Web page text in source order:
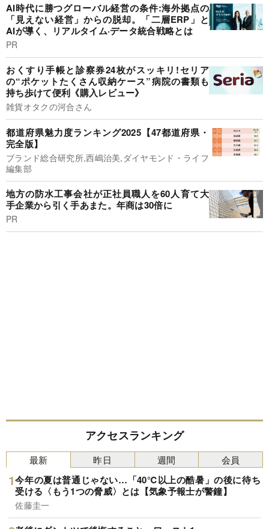
AI時代に勝つグローバル経営の条件:海外拠点の
「見えない経営」からの脱却。「二層ERP」と
AIが導く、リアルタイム·データ統合戦略とは
PR
おくすり手帳と診察券24枚がスッキリ!セリア
の“ポケットたくさん収納ケース”病院の書類も
持ち歩けて便利《購入レビュー》
雑貨オタクの河合さん
都道府県魅力度ランキング2025【47都道府県・
完全版】
ブランド総合研究所,西嶋治美,ダイヤモンド・ライフ
編集部
地方の防水工事会社が正社員職人を60人育て大
手企業から引く手あまた。年商は30倍に
PR
アクセスランキング
最新
今年の夏は普通じゃない…「40℃以上の酷暑」の後に待ち
受ける〈もう1つの脅威〉とは【気象予報士が警鐘】
佐藤圭一
昨日 週間 会員